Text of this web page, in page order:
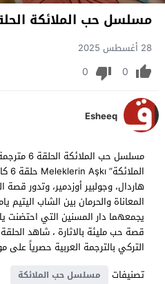
مسلسل حب الملائكة
28 أغسطس 2025
0
0
Esheeq
مسلسل حب
هاردال، وجولبير أوزدمير، وتدور
المعاناة والحرمان بين الشاب اليتيم
يجمعهما دار المسنين التي احتضنت
التركي بالترجمة العربية حصرياً
تصنيفات
مسلسل حب الملائكة